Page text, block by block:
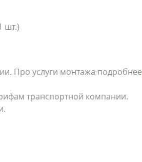
шт.)
Про услуги монтажа подробнее
транспортной компании.